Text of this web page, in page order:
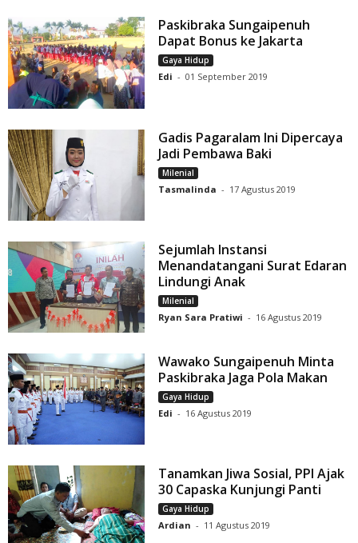
Paskibraka Sungaipenuh
Dapat Bonus ke Jakarta
Gaya Hidup
Edi - 01 September 2019
Gadis Pagaralam Ini Dipercaya
Jadi Pembawa Baki
Milenial
Tasmalinda - 17 Agustus 2019
Sejumlah Instansi
Menandatangani Surat Edaran
Lindungi Anak
Milenial
Ryan Sara Pratiwi - 16 Agustus 2019
Wawako Sungaipenuh Minta
Paskibraka Jaga Pola Makan
Gaya Hidup
Edi - 16 Agustus 2019
Tanamkan Jiwa Sosial, PPI Ajak
30 Capaska Kunjungi Panti
Gaya Hidup
Ardian - 11 Agustus 2019